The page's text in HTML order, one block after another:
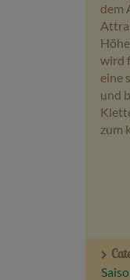
dem
wird
eine
und
zum